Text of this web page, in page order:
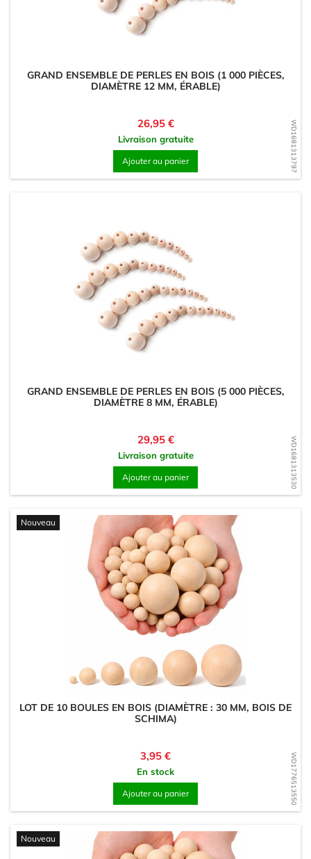
WD1681313797
GRAND ENSEMBLE DE PERLES EN BOIS (1 000 PIÈCES,
DIAMÈTRE 12 MM, ÉRABLE)
Prix
26,95 €
Livraison gratuite
Ajouter au panier
WD1681313530
GRAND ENSEMBLE DE PERLES EN BOIS (5 000 PIÈCES,
DIAMÈTRE 8 MM, ÉRABLE)
Prix
29,95 €
Livraison gratuite
Ajouter au panier
WD1776513550
Nouveau
LOT DE 10 BOULES EN BOIS (DIAMÈTRE : 30 MM, BOIS DE
SCHIMA)
Prix
3,95 €
En stock
Ajouter au panier
Nouveau